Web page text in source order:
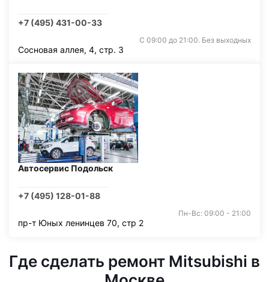
+7 (495) 431-00-33
С 09:00 до 21:00. Без выходных
Сосновая аллея, 4, стр. 3
Автосервис Подольск
+7 (495) 128-01-88
Пн-Вс: 09:00 - 21:00
пр-т Юных ленинцев 70, стр 2
Где сделать ремонт Mitsubishi в